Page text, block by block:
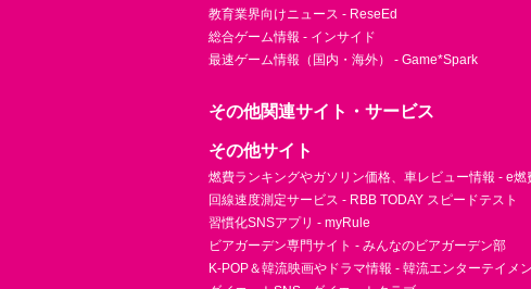
教育業界向けニュース - ReseEd
総合ゲーム情報 - インサイド
最速ゲーム情報（国内・海外） - Game*Spark
その他関連サイト・サービス
その他サイト
燃費ランキングやガソリン価格、車レビュー情報 - e燃
回線速度測定サービス - RBB TODAY スピードテスト
習慣化SNSアプリ - myRule
ビアガーデン専門サイト - みんなのビアガーデン部
K-POP＆韓流映画やドラマ情報 - 韓流エンターテイメ